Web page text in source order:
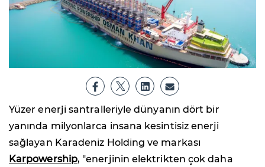
Yüzer enerji santralleriyle dünyanın dört bir
yanında milyonlarca insana kesintisiz enerji
sağlayan Karadeniz Holding ve markası
Karpowership, "enerjinin elektrikten çok daha